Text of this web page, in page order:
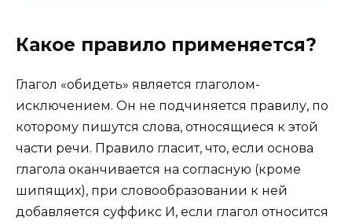
Какое правило применяется?
Глагол «обидеть» является глаголом-
исключением. Он не подчиняется правилу, по
которому пишутся слова, относящиеся к этой
части речи. Правило гласит, что, если основа
глагола оканчивается на согласную (кроме
шипящих), при словообразовании к ней
добавляется суффикс И, если глагол относится